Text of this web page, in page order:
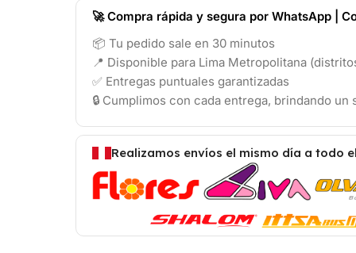
🚀 Compra rápida y segura por WhatsApp |
📦 Tu pedido sale en 30 minutos
📍 Disponible para Lima Metropolitana
✅ Entregas puntuales garantizadas
🔒 Cumplimos con cada entrega, brindando
Realizamos envíos el mismo día a todo